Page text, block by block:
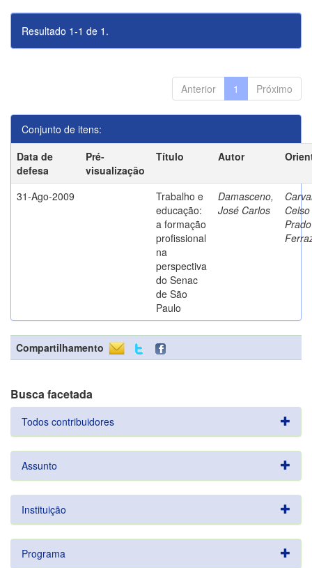
Resultado 1-1 de 1.
Anterior 1 Próximo
Conjunto de itens:
Data de
defesa
Pré-
visualização
Título Autor
31-Ago-2009
Trabalho e
educação:
a formação
profissional
na
perspectiva
do Senac
de São
Paulo
Damasceno,
José Carlos
Prado
Compartilhamento
Busca facetada
Todos contribuidores
Assunto
Instituição
Programa